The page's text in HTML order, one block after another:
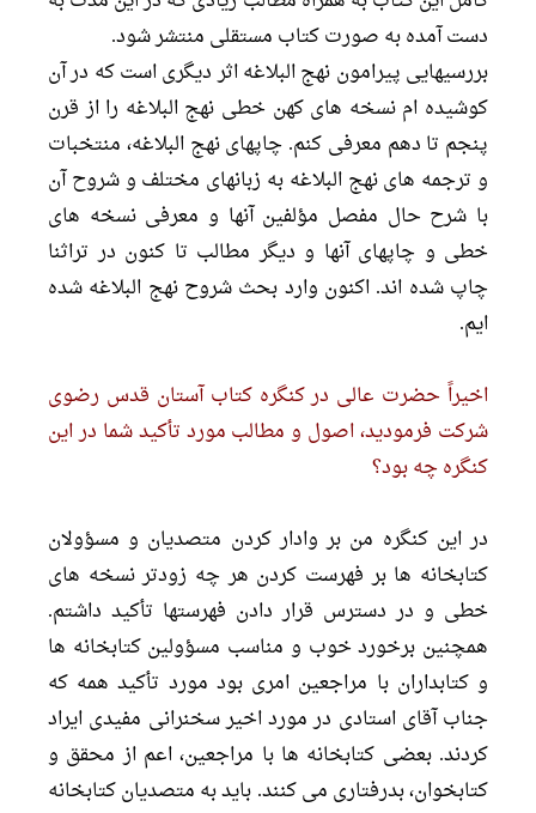
دست آمده به صورت کتاب مستقلى منتشر شود.
بررسیهایى پیرامون نهج البلاغه اثر دیگرى است که در آن
کوشیده ام نسخه هاى کهن خطى نهج البلاغه را از قرن
پنجم تا دهم معرفى کنم. چاپهاى نهج البلاغه، منتخبات
و ترجمه هاى نهج البلاغه به زبانهاى مختلف و شروح آن
با شرح حال مفصل مؤلفین آنها و معرفى نسخه هاى
خطى و چاپهاى آنها و دیگر مطالب تا کنون در تراثنا
چاپ شده اند. اکنون وارد بحث شروح نهج البلاغه شده
ایم.
اخیراً حضرت عالى در کنگره کتاب آستان قدس رضوى
شرکت فرمودید، اصول و مطالب مورد تأکید شما در این
کنگره چه بود؟
در این کنگره من بر وادار کردن متصدیان و مسؤولان
کتابخانه ها بر فهرست کردن هر چه زودتر نسخه هاى
خطى و در دسترس قرار دادن فهرستها تأکید داشتم.
همچنین برخورد خوب و مناسب مسؤولین کتابخانه ها
و کتابداران با مراجعین امرى بود مورد تأکید همه که
جناب آقاى استادى در مورد اخیر سخنرانى مفیدى ایراد
کردند. بعضى کتابخانه ها با مراجعین، اعم از محقق و
کتابخوان، بدرفتارى مى کنند. باید به متصدیان کتابخانه